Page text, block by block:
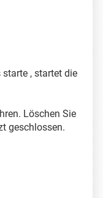
, startet die
Löschen Sie
geschlossen.